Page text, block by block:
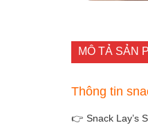
MÔ TẢ SẢN
Thông tin
👉 Snack Lay’s